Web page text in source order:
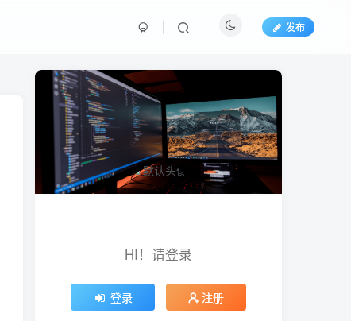
发布
HI！请登录
登录 注册